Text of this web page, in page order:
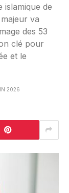
islamique de
va
des 53
clé pour
et le
2026